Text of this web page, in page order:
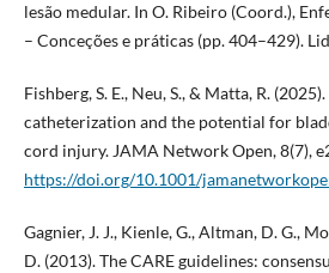
lesão medular. In O. Ribeiro (Coord.),
– Conceções e práticas (pp. 404–429).
Fishberg, S. E., Neu, S., & Matta, R.
catheterization and the potential for
cord injury. JAMA Network Open, 8(7),
https://doi.org/10.1001/
Gagnier, J. J., Kienle, G., Altman, D. G.,
D. (2013). The CARE guidelines: